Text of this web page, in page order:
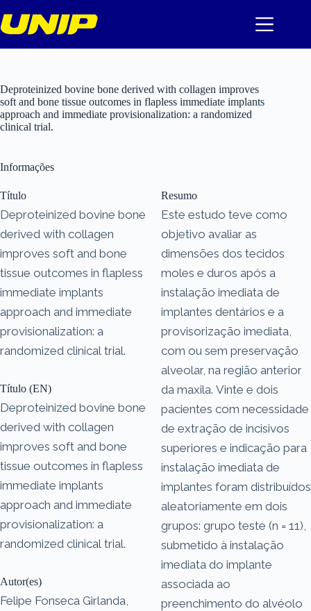
para
o
Deproteinized bovine bone derived with collagen improves
soft and bone tissue outcomes in flapless immediate implants
approach and immediate provisionalization: a randomized
clinical trial.
Informações
Título
Deproteinized bovine bone
derived with collagen
improves soft and bone
tissue outcomes in flapless
immediate implants
approach and immediate
provisionalization: a
randomized clinical trial.
Título (EN)
Deproteinized bovine bone
derived with collagen
improves soft and bone
tissue outcomes in flapless
immediate implants
approach and immediate
provisionalization: a
randomized clinical trial.
Autor(es)
Felipe Fonseca Girlanda,
Resumo
Este estudo teve como
objetivo avaliar as
dimensões dos tecidos
moles e duros após a
instalação imediata de
implantes dentários e a
provisorização imediata,
com ou sem preservação
alveolar, na região anterior
da maxila. Vinte e dois
pacientes com necessidade
de extração de incisivos
superiores e indicação para
instalação imediata de
implantes foram distribuídos
aleatoriamente em dois
grupos: grupo teste (n = 11),
submetido à instalação
imediata do implante
associada ao
preenchimento do alvéolo